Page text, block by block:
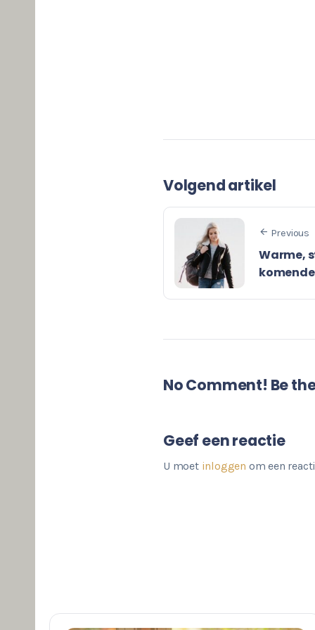
Volgend artikel
Previous
Warme,
No Comment! Be
Geef een reactie
U moet inloggen om een